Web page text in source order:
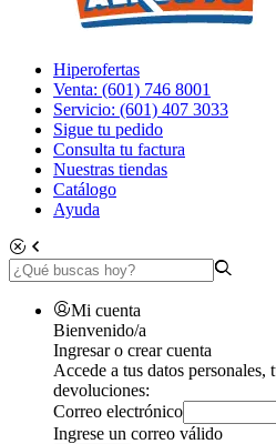
Hiperofertas
Venta: (601) 746 8001
Servicio: (601) 407 3033
Sigue tu pedido
Consulta tu factura
Nuestras tiendas
Catálogo
Ayuda
Mi cuenta
Bienvenido/a
Ingresar o crear cuenta
Accede a tus datos personales,
devoluciones:
Correo electrónico
Ingrese un correo válido